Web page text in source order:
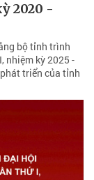
2020 -
bộ tỉnh trình
nhiệm kỳ 2025 -
triển của tỉnh